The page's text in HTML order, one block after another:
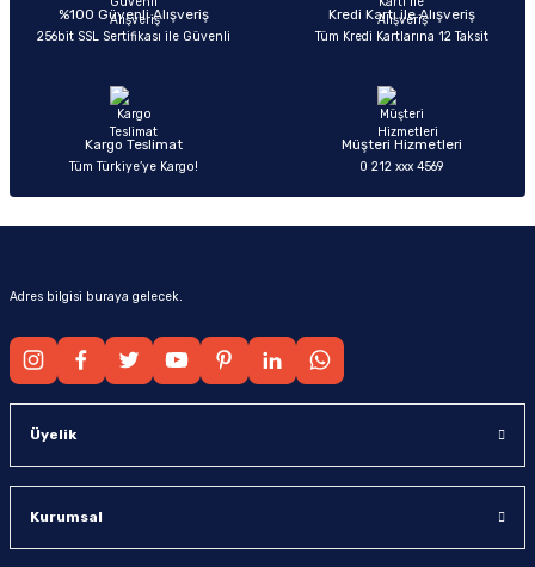
Ürün bilgilerinde hatalar bulunuyor.
Ürün fiyatı diğer sitelerden daha pahalı.
%100 Güvenli Alışveriş
256bit SSL Sertifikası ile Güvenli
Kredi Kartı ile Alışveriş
Tüm Kredi Kartlarına 12 Taksit
Kargo Teslimat
Tüm Türkiye’ye Kargo!
Müşteri Hizmetleri
0 212 xxx 4569
Adres bilgisi buraya gelecek.
Üyelik
Kurumsal